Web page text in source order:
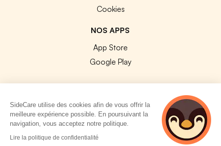
Cookies
NOS APPS
App Store
Google Play
© 2026 SideCare. Tous droits réservés.
SideCare utilise des cookies afin de vous offrir la
meilleure expérience possible. En poursuivant la
navigation, vous acceptez notre politique.
Lire la politique de confidentialité
4 personnes